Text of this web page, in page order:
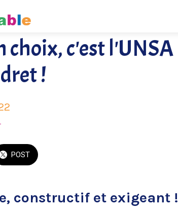
choix, c'est l'UNSA
!
POST
constructif et exigeant !